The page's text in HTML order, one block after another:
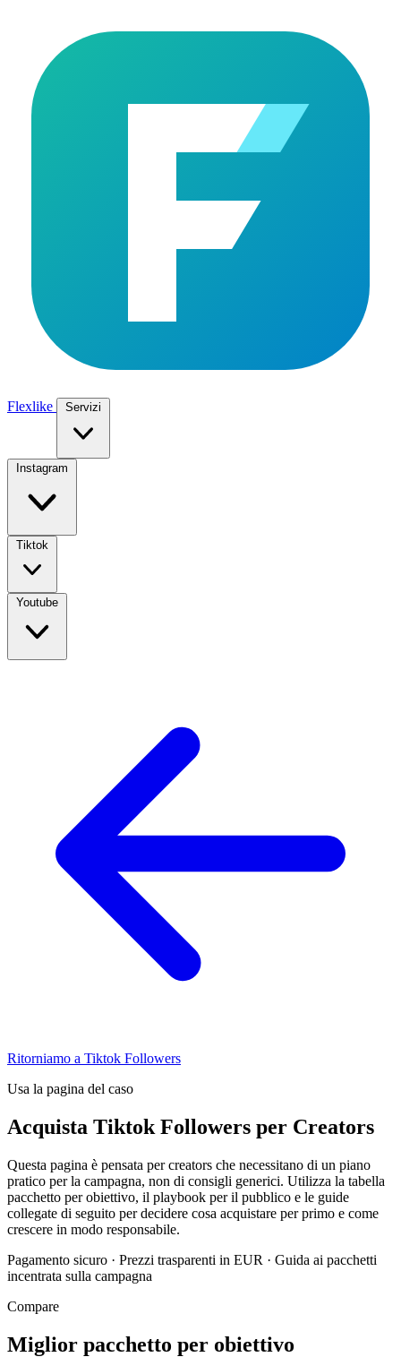
Flexlike Servizi
Instagram
Tiktok
Youtube
Ritorniamo a Tiktok Followers
Usa la pagina del caso
Acquista Tiktok Followers per Creators
Questa pagina è pensata per creators che necessitano di un piano
pratico per la campagna, non di consigli generici. Utilizza la tabella
pacchetto per obiettivo, il playbook per il pubblico e le guide
collegate di seguito per decidere cosa acquistare per primo e come
crescere in modo responsabile.
Pagamento sicuro · Prezzi trasparenti in EUR · Guida ai pacchetti
incentrata sulla campagna
Compare
Miglior pacchetto per obiettivo